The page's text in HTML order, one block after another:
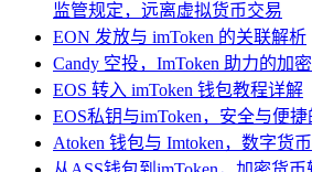
监管规定，远离虚拟货币交易
EON 发放与 imToken 的关联解析
Candy 空投，ImToken 助力的加
EOS 转入 imToken 钱包教程详解
EOS私钥与imToken，安全与便
Atoken 钱包与 Imtoken，数字货